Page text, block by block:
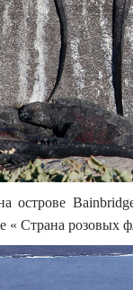
острове
« Страна розовых